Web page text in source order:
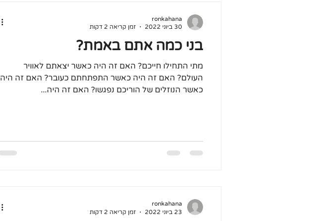
בני כמה אתם באמת?
מתי התחילו חייכם? האם זה היה כאשר יצאתם לאוויר
העולם? האם זה היה כאשר התפתחתם כעובר? האם זה היה
כאשר הנוזלים של הוריכם נפגשו? האם זה היה...
ronkahana
30 ביוני 2022
זמן קריאה 2 דקות
ronkahana
23 ביוני 2022
זמן קריאה 2 דקות